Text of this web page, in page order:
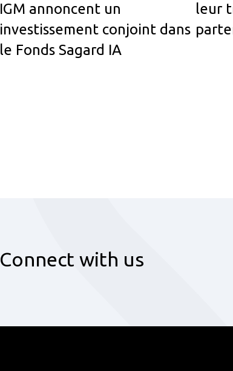
IGM annoncent un
investissement conjoint dans
le Fonds Sagard IA
leur
Connect with us